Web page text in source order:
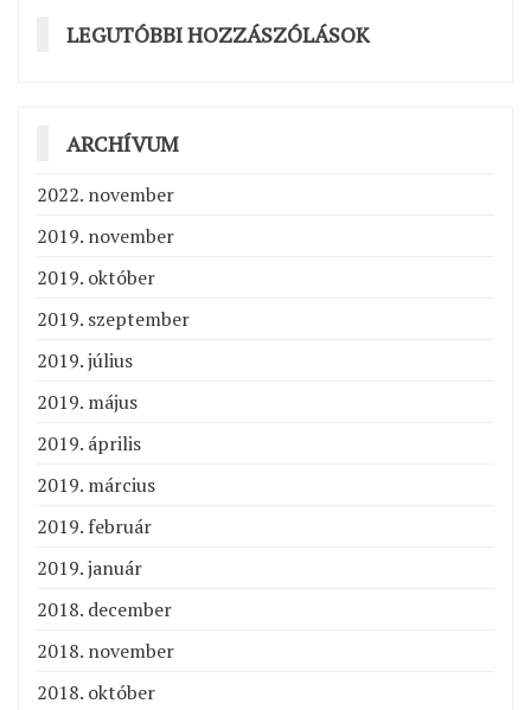
LEGUTÓBBI HOZZÁSZÓLÁSOK
ARCHÍVUM
2022. november
2019. november
2019. október
2019. szeptember
2019. július
2019. május
2019. április
2019. március
2019. február
2019. január
2018. december
2018. november
2018. október